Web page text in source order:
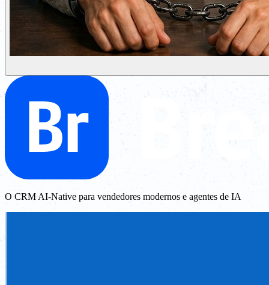
O CRM AI-Native para vendedores modernos e agentes de IA